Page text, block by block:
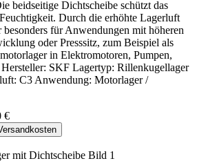
beidseitige Dichtscheibe schützt das
Durch die erhöhte Lagerluft
besonders für Anwendungen mit höheren
oder Presssitz, zum Beispiel als
in Elektromotoren, Pumpen,
SKF Lagertyp: Rillenkugellager
C3 Anwendung: Motorlager /
€